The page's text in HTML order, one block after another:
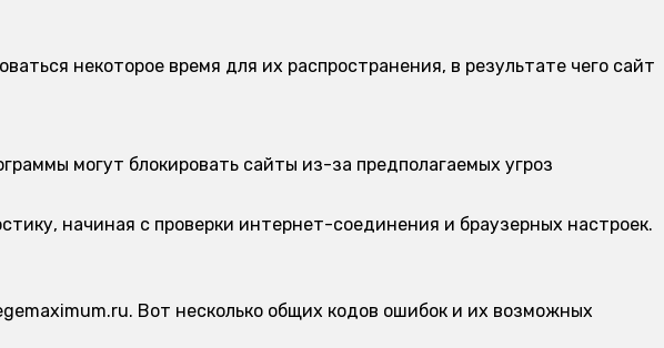
некоторое время для их распространения, в результате чего сайт
могут блокировать сайты из-за предполагаемых угроз
начиная с проверки интернет-соединения и браузерных настроек.
Вот несколько общих кодов ошибок и их возможных